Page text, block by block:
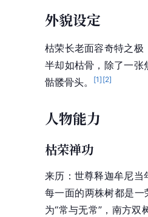
外貌设定
枯荣长老面容奇特之极
半却如枯骨，除了一张
骷髅骨头。
[1] [2]
人物能力
枯荣禅功
来历：世尊释迦牟尼当
每一面的两株树都是一
为“常与无常”，南方双